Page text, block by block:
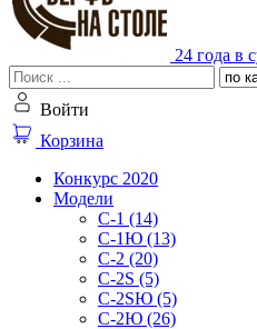
24 года в
Войти
Корзина
Конкурс 2020
Модели
C-1 (14)
C-1Ю (13)
C-2 (20)
C-2S (5)
C-2SЮ (5)
C-2Ю (26)